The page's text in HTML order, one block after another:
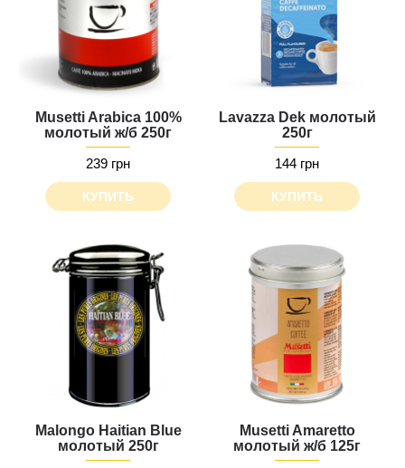
Musetti Arabica 100%
молотый ж/б 250г
239 грн
КУПИТЬ
Lavazza Dek молотый
250г
144 грн
КУПИТЬ
Malongo Haitian Blue
молотый 250г
Musetti Amaretto
молотый ж/б 125г